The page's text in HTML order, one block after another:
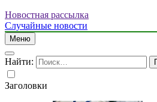
Новостная рассылка
Случайные новости
Меню
Найти:
Заголовки